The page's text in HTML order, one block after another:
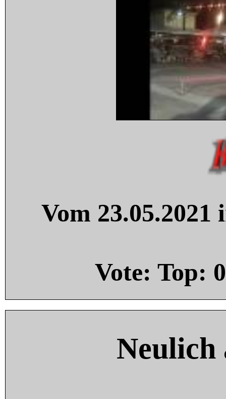
Vom
Vote: Top: 0
Neulich